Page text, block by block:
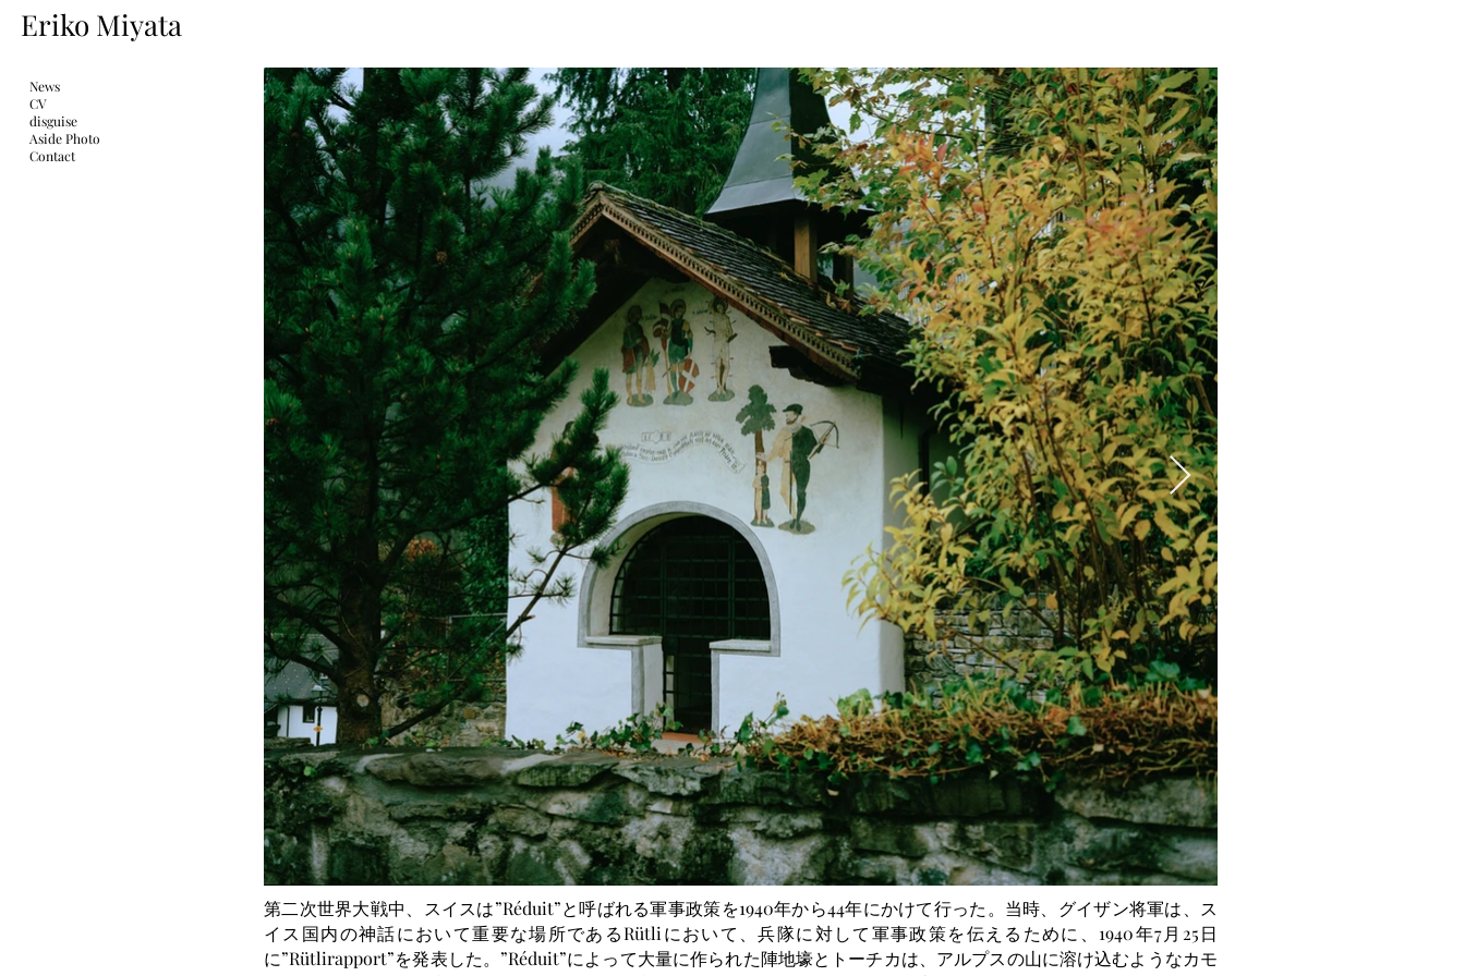
Eriko Miyata
第二次世界大戦中、スイスは”Réduit”と呼ばれる軍事政策を1940年から44年にかけて行った。当時、グイザン将軍は、ス
イス国内の神話において重要な場所であるRütliにおいて、兵隊に対して軍事政策を伝えるために、1940年7月25日
に”Rütlirapport”を発表した。”Réduit”によって大量に作られた陣地壕とトーチカは、アルプスの山に溶け込むようなカモ
News
CV
disguise
Aside Photo
Contact